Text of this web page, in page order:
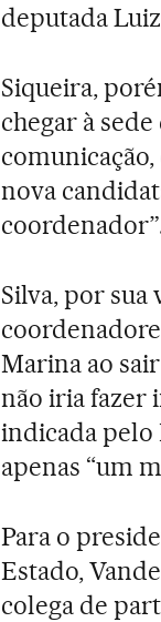
deputada
Siqueira,
chegar à
nova
Silva, por sua
Marina ao
não iria fazer
indicada pelo
apenas “um
Para o
Estado,
colega de